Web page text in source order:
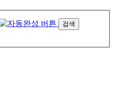
검색